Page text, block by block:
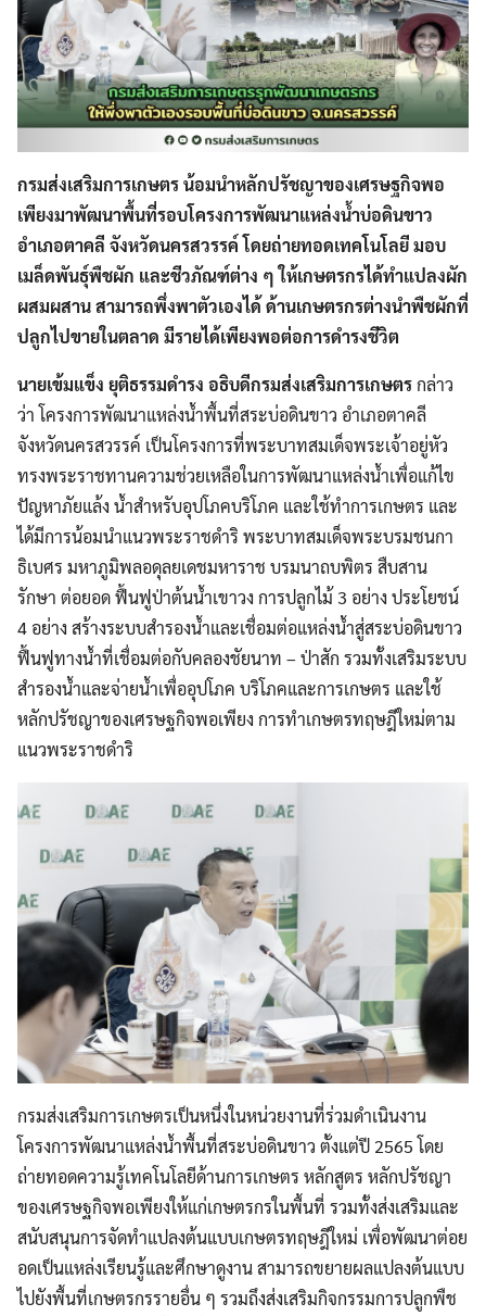
กรมส่งเสริมการเกษตร น้อมนำหลักปรัชญาของเศรษฐกิจพอ
เพียงมาพัฒนาพื้นที่รอบโครงการพัฒนาแหล่งน้ำบ่อดินขาว
อำเภอตาคลี จังหวัดนครสวรรค์ โดยถ่ายทอดเทคโนโลยี มอบ
เมล็ดพันธุ์พืชผัก และชีวภัณฑ์ต่าง ๆ ให้เกษตรกรได้ทำแปลงผัก
ผสมผสาน สามารถพึ่งพาตัวเองได้ ด้านเกษตรกรต่างนำพืชผักที่
ปลูกไปขายในตลาด มีรายได้เพียงพอต่อการดำรงชีวิต
นายเข้มแข็ง ยุติธรรมดำรง อธิบดีกรมส่งเสริมการเกษตรกล่าว
ว่า โครงการพัฒนาแหล่งน้ำพื้นที่สระบ่อดินขาว อำเภอตาคลี
จังหวัดนครสวรรค์ เป็นโครงการที่พระบาทสมเด็จพระเจ้าอยู่หัว
ทรงพระราชทานความช่วยเหลือในการพัฒนาแหล่งน้ำเพื่อแก้ไข
ปัญหาภัยแล้ง น้ำสำหรับอุปโภคบริโภค และใช้ทำการเกษตร และ
ได้มีการน้อมนำแนวพระราชดำริ พระบาทสมเด็จพระบรมชนกา
ธิเบศร มหาภูมิพลอดุลยเดชมหาราช บรมนาถบพิตร สืบสาน
รักษา ต่อยอด ฟื้นฟูป่าต้นน้ำเขาวง การปลูกไม้ 3 อย่าง ประโยชน์
4 อย่าง สร้างระบบสำรองน้ำและเชื่อมต่อแหล่งน้ำสู่สระบ่อดินขาว
ฟื้นฟูทางน้ำที่เชื่อมต่อกับคลองชัยนาท – ป่าสัก รวมทั้งเสริมระบบ
สำรองน้ำและจ่ายน้ำเพื่ออุปโภค บริโภคและการเกษตร และใช้
หลักปรัชญาของเศรษฐกิจพอเพียง การทำเกษตรทฤษฎีใหม่ตาม
แนวพระราชดำริ
กรมส่งเสริมการเกษตรเป็นหนึ่งในหน่วยงานที่ร่วมดำเนินงาน
โครงการพัฒนาแหล่งน้ำพื้นที่สระบ่อดินขาว ตั้งแต่ปี 2565 โดย
ถ่ายทอดความรู้เทคโนโลยีด้านการเกษตร หลักสูตร หลักปรัชญา
ของเศรษฐกิจพอเพียงให้แก่เกษตรกรในพื้นที่ รวมทั้งส่งเสริมและ
สนับสนุนการจัดทำแปลงต้นแบบเกษตรทฤษฎีใหม่ เพื่อพัฒนาต่อย
อดเป็นแหล่งเรียนรู้และศึกษาดูงาน สามารถขยายผลแปลงต้นแบบ
ไปยังพื้นที่เกษตรกรรายอื่น ๆ รวมถึงส่งเสริมกิจกรรมการปลูกพืช